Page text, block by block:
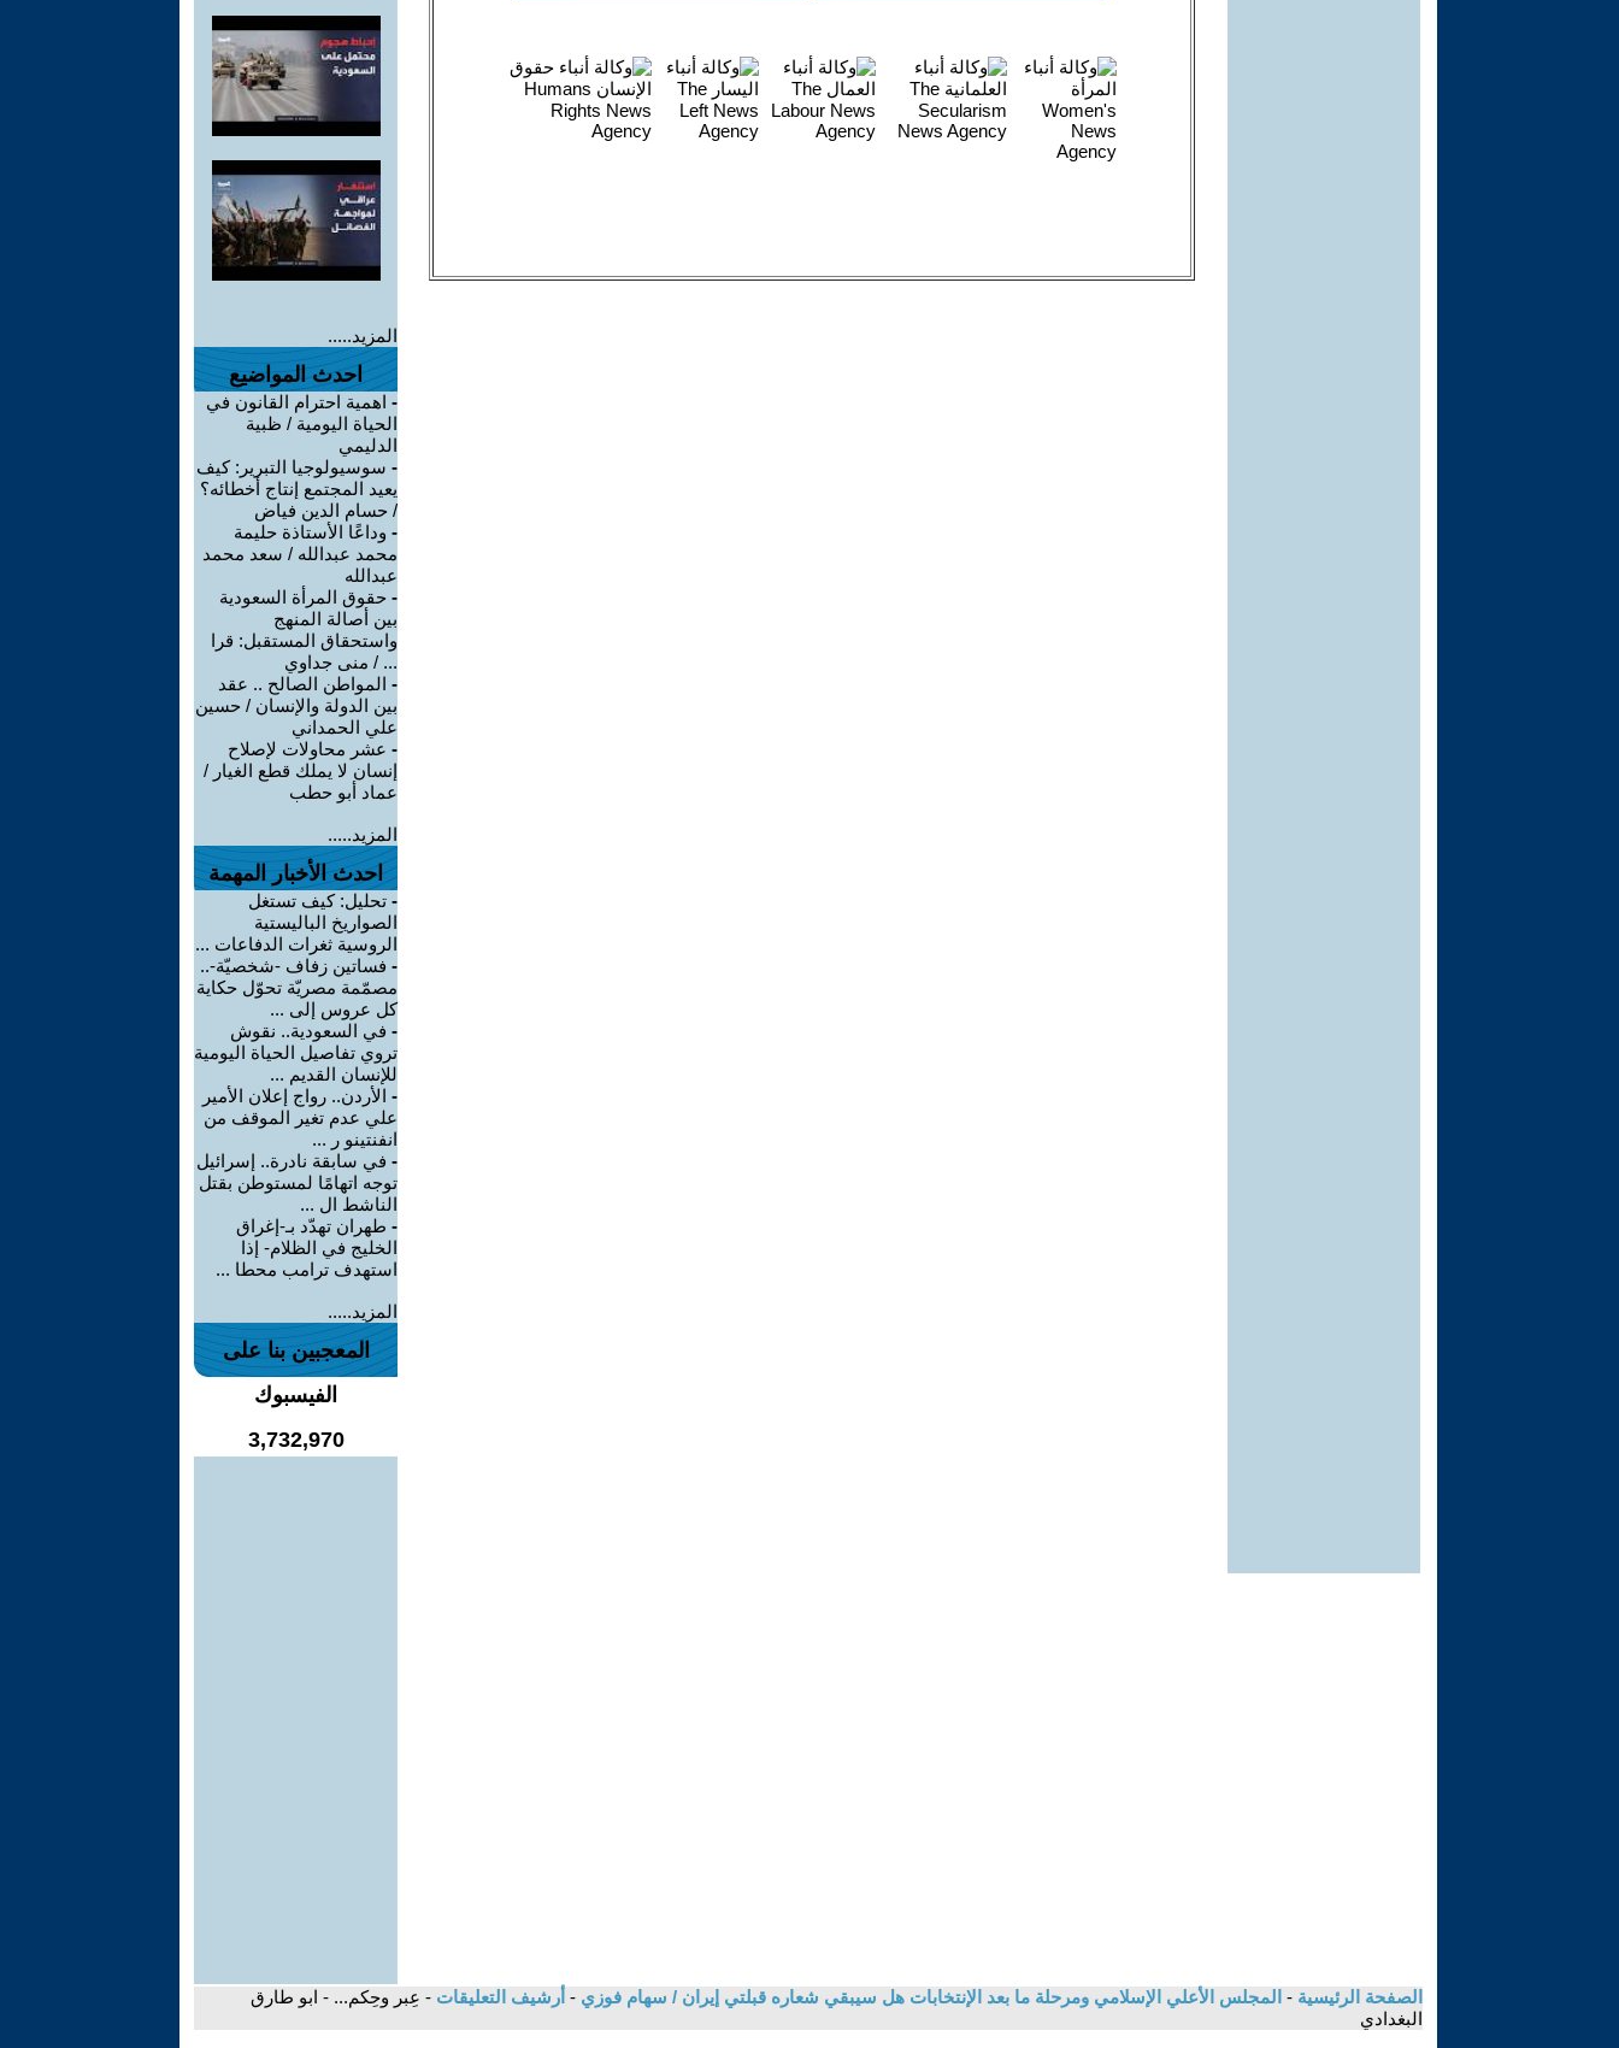
المزيد.....
احدث المواضيع
- اهمية احترام القانون في
الحياة اليومية / ظبية
الدليمي
- سوسيولوجيا التبرير: كيف
يعيد المجتمع إنتاج أخطائه؟
/ حسام الدين فياض
- وداعًا الأستاذة حليمة
محمد عبدالله / سعد محمد
عبدالله
- حقوق المرأة السعودية
بين أصالة المنهج
واستحقاق المستقبل: قرا
... / منى جداوي
- المواطن الصالح .. عقد
بين الدولة والإنسان / حسين
علي الحمداني
- عشر محاولات لإصلاح
إنسان لا يملك قطع الغيار /
عماد أبو حطب
المزيد.....
احدث الأخبار المهمة
- تحليل: كيف تستغل
الصواريخ الباليستية
الروسية ثغرات الدفاعات ...
- فساتين زفاف -شخصيّة-..
مصمّمة مصريّة تحوّل حكاية
كل عروس إلى ...
- في السعودية.. نقوش
تروي تفاصيل الحياة اليومية
للإنسان القديم ...
- الأردن.. رواج إعلان الأمير
علي عدم تغير الموقف من
انفنتينو ر ...
- في سابقة نادرة.. إسرائيل
توجه اتهامًا لمستوطن بقتل
الناشط ال ...
- طهران تهدّد بـ-إغراق
الخليج في الظلام- إذا
استهدف ترامب محطا ...
المزيد.....
المعجبين بنا على
الفيسبوك
3,732,970
الصفحة الرئيسية - المجلس الأعلي الإسلامي ومرحلة ما بعد الإنتخابات هل سيبقي شعاره قبلتي إيران / سهام فوزي - أرشيف التعليقات - عِبر وحِكم... - ابو طارق
البغدادي